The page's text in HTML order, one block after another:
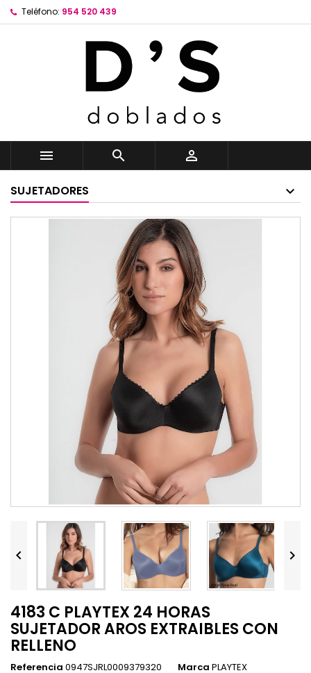
Teléfono: 954 520 439
  
SUJETADORES
 
4183 C PLAYTEX 24 HORAS
SUJETADOR AROS EXTRAIBLES CON
RELLENO
Referencia 0947SJRL0009379320 Marca PLAYTEX